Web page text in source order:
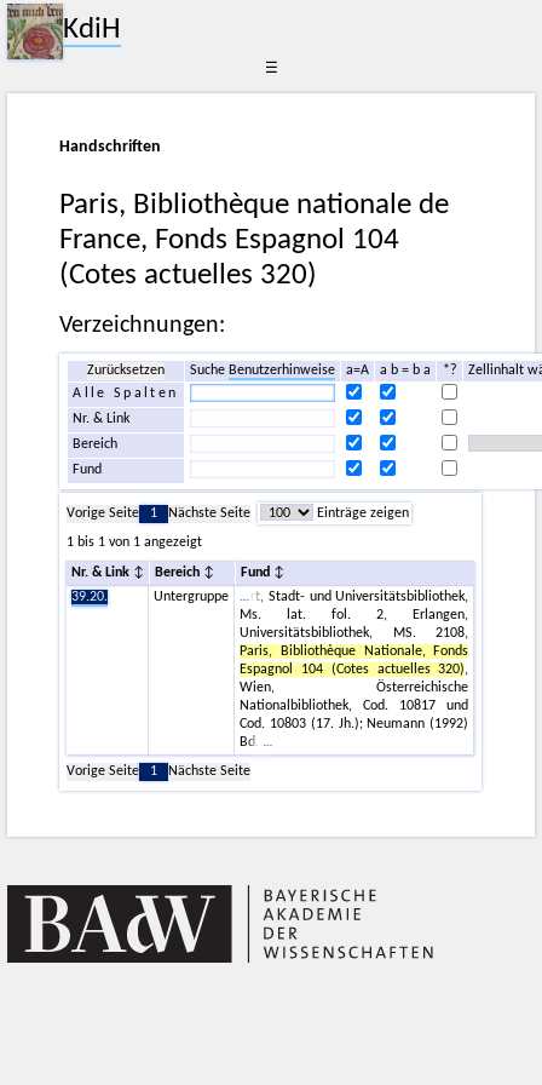
KdiH
☰
Handschriften
Paris, Bibliothèque nationale de
France, Fonds Espagnol 104
(Cotes actuelles 320)
Verzeichnungen:
Zurücksetzen SucheBenutzerhinweise a=A a b = b a *?
Zellinhalt
Alle Spalten
Nr. & Link
Bereich
Fund
Vorige Seite 1 Nächste Seite
Einträge zeigen
1 bis 1 von 1 angezeigt
Nr. & Link Bereich
Fund
39.20.
Untergruppe
rt, Stadt- und Universitätsbibliothek,
Ms. lat. fol. 2, Erlangen,
Universitätsbibliothek, MS. 2108,
Paris, Bibliothèque Nationale, Fonds
Espagnol 104 (Cotes actuelles 320),
Wien, Österreichische
Nationalbibliothek, Cod. 10817 und
Cod. 10803 (17. Jh.); Neumann (1992)
Bd.
Vorige Seite
1 Nächste Seite